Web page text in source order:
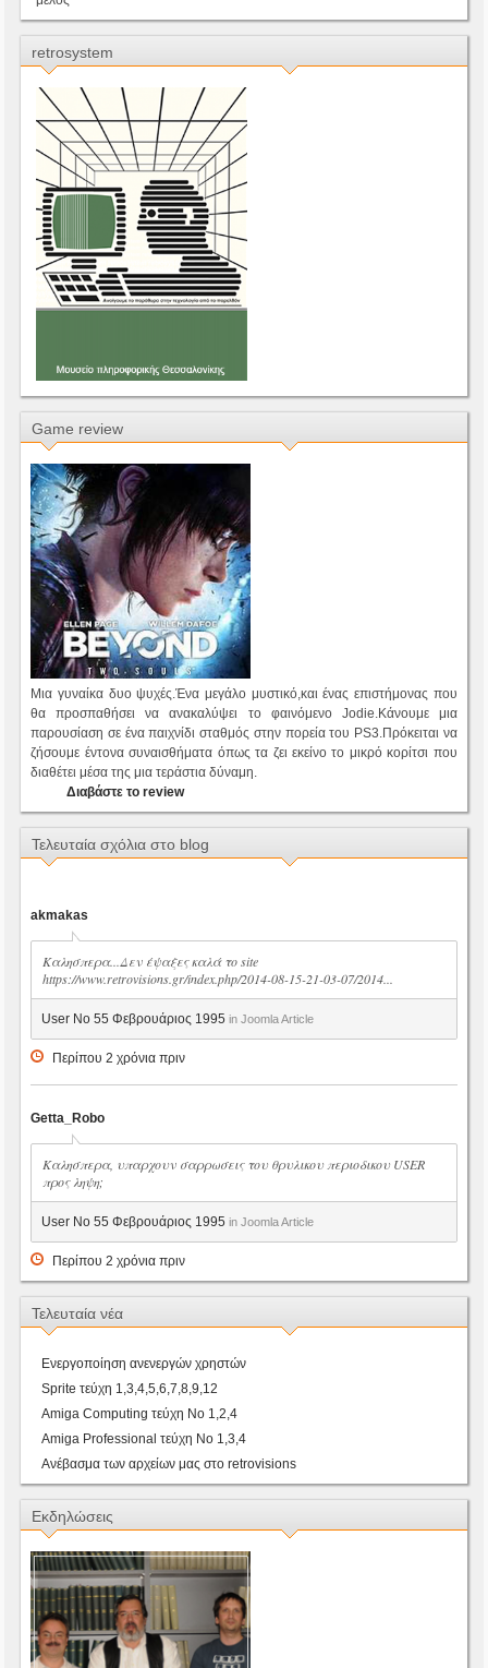
retrosystem
Game review
Μια γυναίκα δυο ψυχές.Ένα μεγάλο μυστικό,και ένας επιστήμονας που
θα προσπαθήσει να ανακαλύψει το φαινόμενο Jodie.Κάνουμε μια
παρουσίαση σε ένα παιχνίδι σταθμός στην πορεία του PS3.Πρόκειται να
ζήσουμε έντονα συναισθήματα όπως τα ζει εκείνο το μικρό κορίτσι που
διαθέτει μέσα της μια τεράστια δύναμη.
Διαβάστε το review
Τελευταία σχόλια στο blog
akmakas
Καλησπερα...Δεν έψαξες καλά το site
https://www.retrovisions.gr/index.php/2014-08-15-21-03-07/2014...
User No 55 Φεβρουάριος 1995 in Joomla Article
Περίπου 2 χρόνια πριν
Getta_Robo
Καλησπερα, υπαρχουν σαρρωσεις του θρυλικου περιοδικου USER
προς ληψη;
User No 55 Φεβρουάριος 1995 in Joomla Article
Περίπου 2 χρόνια πριν
Τελευταία νέα
Ενεργοποίηση ανενεργών χρηστών
Sprite τεύχη 1,3,4,5,6,7,8,9,12
Amiga Computing τεύχη Νο 1,2,4
Amiga Professional τεύχη Νο 1,3,4
Ανέβασμα των αρχείων μας στο retrovisions
Εκδηλώσεις